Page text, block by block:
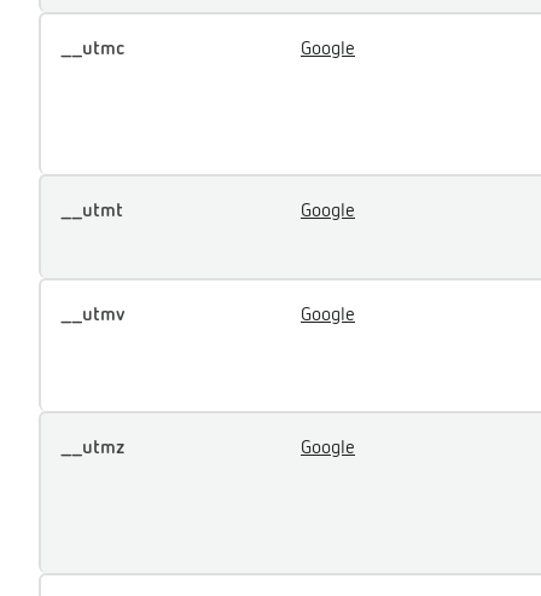
__utmc Google
__utmt Google
__utmv Google
__utmz Google